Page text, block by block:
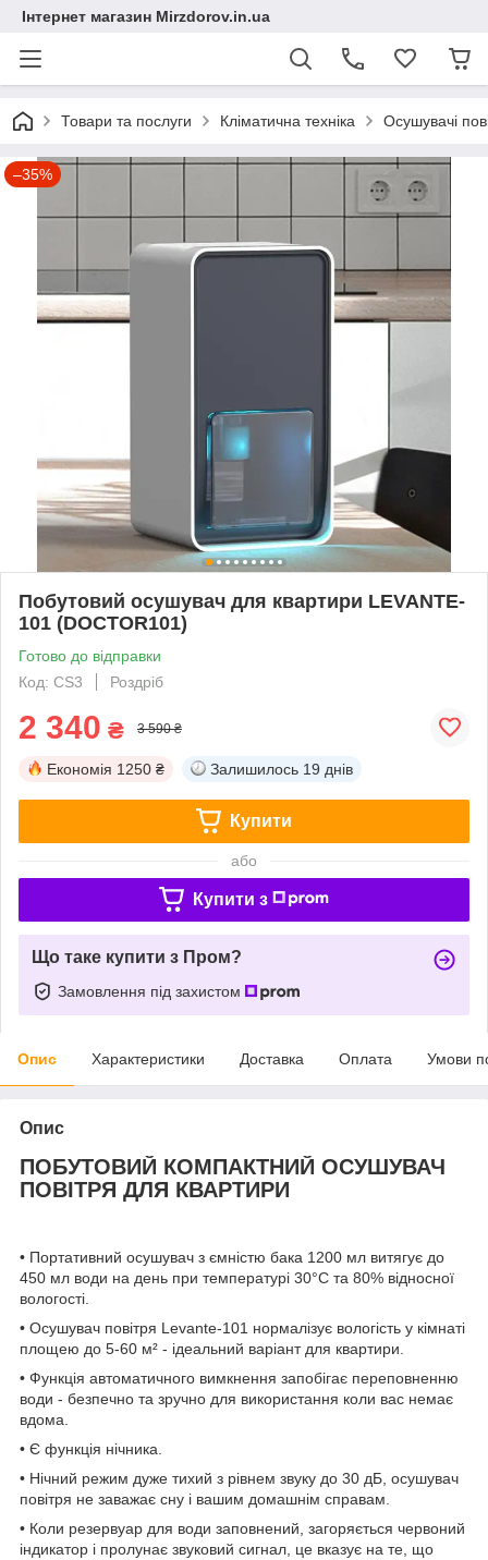
Інтернет магазин Mirzdorov.in.ua
Товари та послуги Кліматична техніка Осушувачі
–35%
Побутовий осушувач для квартири LEVANTE-
101 (DOCTOR101)
Готово до відправки
Код: СS3
Роздріб
2 340 ₴ 3 590 ₴
Економія 1250 ₴ Залишилось 19 днів
Купити
або
Купити з
Що таке купити з Пром?
Замовлення під захистом
Опис Характеристики Доставка Оплата Умови
Опис
ПОБУТОВИЙ КОМПАКТНИЙ ОСУШУВАЧ
ПОВІТРЯ ДЛЯ КВАРТИРИ
• Портативний осушувач з ємністю бака 1200 мл витягує до
450 мл води на день при температурі 30°C та 80% відносної
вологості.
• Осушувач повітря Levante-101 нормалізує вологість у кімнаті
площею до 5-60 м² - ідеальний варіант для квартири.
• Функція автоматичного вимкнення запобігає переповненню
води - безпечно та зручно для використання коли вас немає
вдома.
• Є функція нічника.
• Нічний режим дуже тихий з рівнем звуку до 30 дБ, осушувач
повітря не заважає сну і вашим домашнім справам.
• Коли резервуар для води заповнений, загоряється червоний
індикатор і пролунає звуковий сигнал, це вказує на те, що